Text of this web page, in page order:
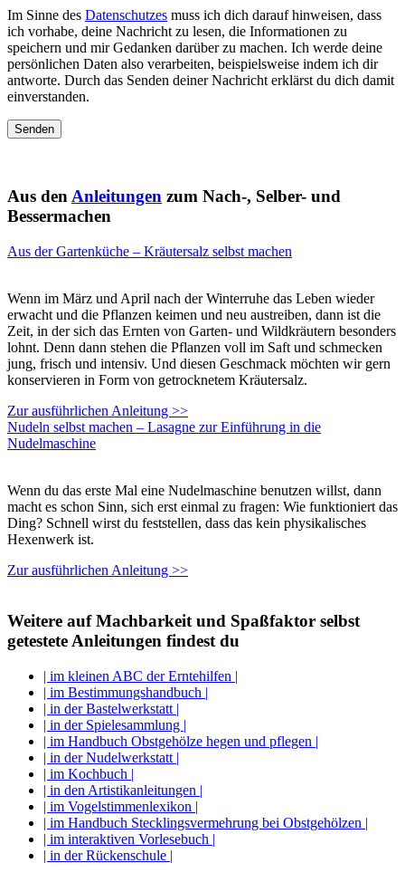
Im Sinne des Datenschutzes muss ich dich darauf hinweisen, dass
ich vorhabe, deine Nachricht zu lesen, die Informationen zu
speichern und mir Gedanken darüber zu machen. Ich werde deine
persönlichen Daten also verarbeiten, beispielsweise indem ich dir
antworte. Durch das Senden deiner Nachricht erklärst du dich damit
einverstanden.
Aus den Anleitungen zum Nach-, Selber- und
Bessermachen
Aus der Gartenküche – Kräutersalz selbst machen
Wenn im März und April nach der Winterruhe das Leben wieder
erwacht und die Pflanzen keimen und neu austreiben, dann ist die
Zeit, in der sich das Ernten von Garten- und Wildkräutern besonders
lohnt. Denn dann stehen die Pflanzen voll im Saft und schmecken
jung, frisch und intensiv. Und diesen Geschmack möchten wir gern
konservieren in Form von getrocknetem Kräutersalz.
Zur ausführlichen Anleitung >>
Nudeln selbst machen – Lasagne zur Einführung in die
Nudelmaschine
Wenn du das erste Mal eine Nudelmaschine benutzen willst, dann
macht es schon Sinn, sich erst einmal zu fragen: Wie funktioniert das
Ding? Schnell wirst du feststellen, dass das kein physikalisches
Hexenwerk ist.
Zur ausführlichen Anleitung >>
Weitere auf Machbarkeit und Spaßfaktor selbst
getestete Anleitungen findest du
| im kleinen ABC der Erntehilfen |
| im Bestimmungshandbuch |
| in der Bastelwerkstatt |
| in der Spielesammlung |
| im Handbuch Obstgehölze hegen und pflegen |
| in der Nudelwerkstatt |
| im Kochbuch |
| in den Artistikanleitungen |
| im Vogelstimmenlexikon |
| im Handbuch Stecklingsvermehrung bei Obstgehölzen |
| im interaktiven Vorlesebuch |
| in der Rückenschule |